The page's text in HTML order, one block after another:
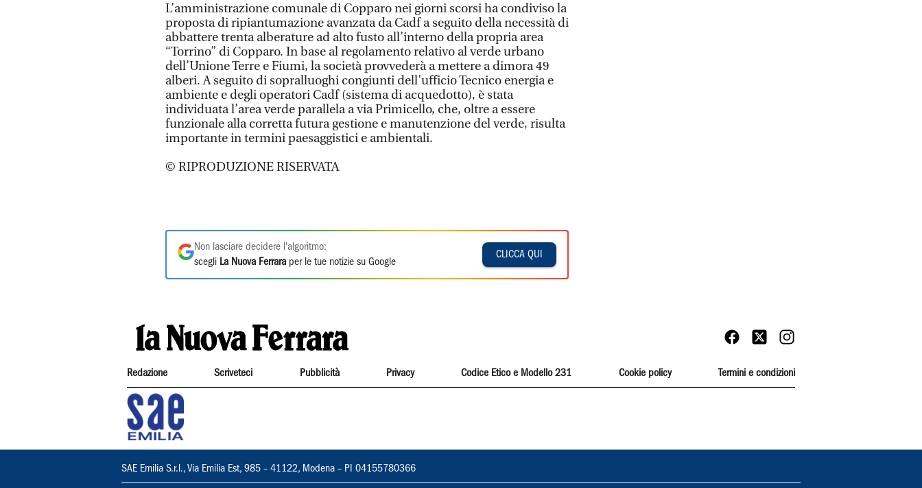
L’amministrazione comunale di Copparo nei giorni scorsi ha condiviso la
proposta di ripiantumazione avanzata da Cadf a seguito della necessità di
abbattere trenta alberature ad alto fusto all’interno della propria area
“Torrino” di Copparo. In base al regolamento relativo al verde urbano
dell’Unione Terre e Fiumi, la società provvederà a mettere a dimora 49
alberi. A seguito di sopralluoghi congiunti dell’ufficio Tecnico energia e
ambiente e degli operatori Cadf (sistema di acquedotto), è stata
individuata l’area verde parallela a via Primicello, che, oltre a essere
funzionale alla corretta futura gestione e manutenzione del verde, risulta
importante in termini paesaggistici e ambientali.
© RIPRODUZIONE RISERVATA
Non lasciare decidere l'algoritmo:
scegli La Nuova Ferrara per le tue notizie su Google
CLICCA QUI
Redazione Scriveteci Pubblicità Privacy Codice Etico e Modello 231 Cookie policy Termini e condizioni
SAE Emilia S.r.l., Via Emilia Est, 985 – 41122, Modena – PI 04155780366